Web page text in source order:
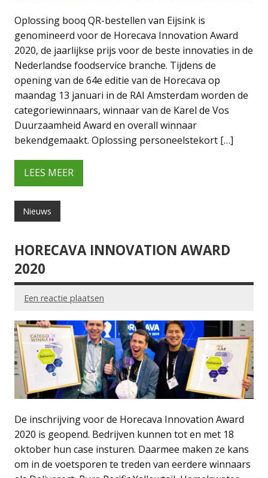
Oplossing booq QR-bestellen van Eijsink is
genomineerd voor de Horecava Innovation Award
2020, de jaarlijkse prijs voor de beste innovaties in de
Nederlandse foodservice branche. Tijdens de
opening van de 64e editie van de Horecava op
maandag 13 januari in de RAI Amsterdam worden de
categoriewinnaars, winnaar van de Karel de Vos
Duurzaamheid Award en overall winnaar
bekendgemaakt. Oplossing personeelstekort […]
LEES MEER
Nieuws
HORECAVA INNOVATION AWARD
2020
Een reactie plaatsen
De inschrijving voor de Horecava Innovation Award
2020 is geopend. Bedrijven kunnen tot en met 18
oktober hun case insturen. Daarmee maken ze kans
om in de voetsporen te treden van eerdere winnaars